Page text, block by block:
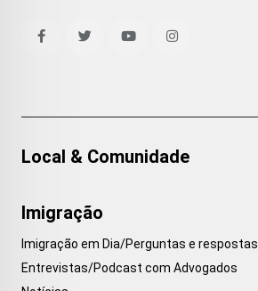
Local & Comunidade
Imigração
Imigração em Dia/Perguntas e respostas
Entrevistas/Podcast com Advogados